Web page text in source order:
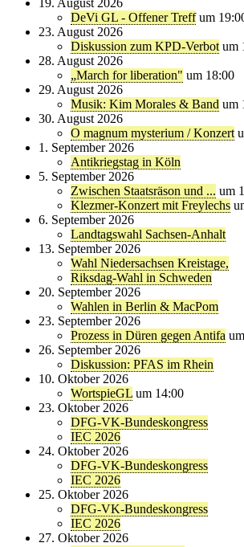
19. August 2026
DeVi GL - Offener Treff um
23. August 2026
Diskussion zum KPD-Verbot um
28. August 2026
„March for liberation" um 18:00
29. August 2026
Musik: Kim Morales & Band um
30. August 2026
O magnum mysterium / Konzert
1. September 2026
Antikriegstag in Köln
5. September 2026
Zwischen Staatsräson und ... um
Klezmer-Konzert mit Freylechs
6. September 2026
Landtagswahl Sachsen-Anhalt
13. September 2026
Wahl Niedersachsen Kreistage,
Riksdag-Wahl in Schweden
20. September 2026
Wahlen in Berlin & MacPom
23. September 2026
Prozess in Düren gegen Antifa
26. September 2026
Diskussion: PFAS im Rhein
10. Oktober 2026
WortspieGL um 14:00
23. Oktober 2026
DFG-VK-Bundeskongress
IEC 2026
24. Oktober 2026
DFG-VK-Bundeskongress
IEC 2026
25. Oktober 2026
DFG-VK-Bundeskongress
IEC 2026
27. Oktober 2026